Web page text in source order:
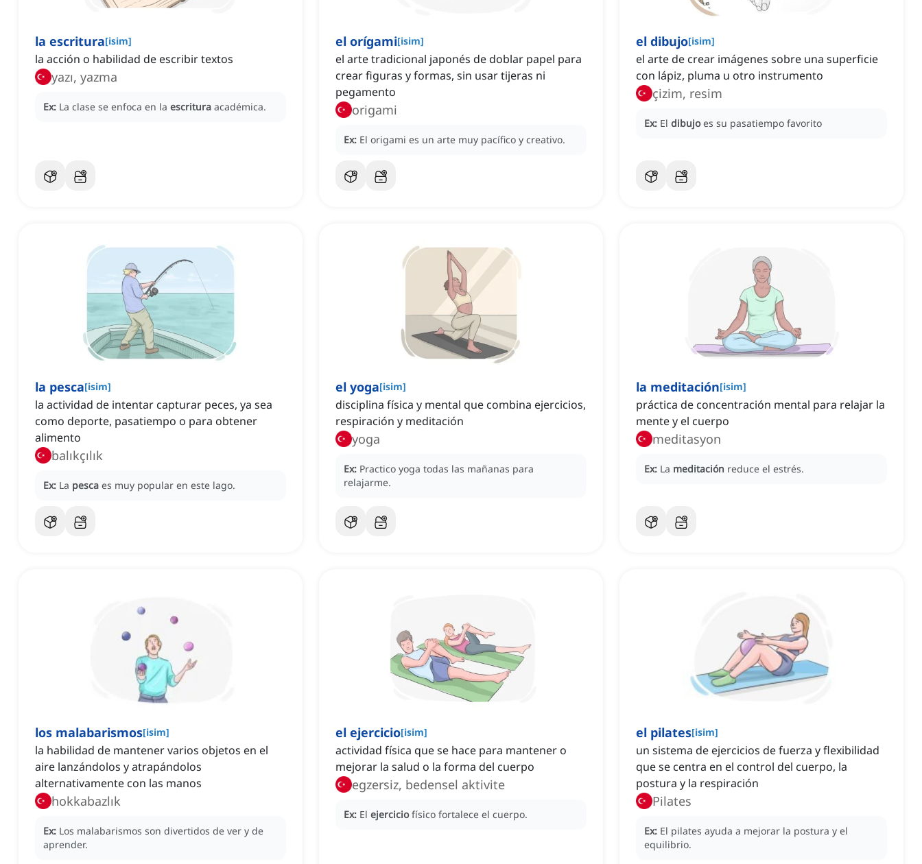
la escritura[isim]
la acción o habilidad de escribir textos
yazı, yazma
Ex: La clase se enfoca en la escritura académica.
el orígami[isim]
el arte tradicional japonés de doblar papel para
crear figuras y formas, sin usar tijeras ni
pegamento
origami
Ex: El origami es un arte muy pacífico y creativo.
el dibujo[isim]
el arte de crear imágenes sobre una superficie
con lápiz, pluma u otro instrumento
çizim, resim
Ex: El dibujo es su pasatiempo favorito
la pesca[isim]
la actividad de intentar capturar peces, ya sea
como deporte, pasatiempo o para obtener
alimento
balıkçılık
Ex: La pesca es muy popular en este lago.
el yoga[isim]
disciplina física y mental que combina ejercicios,
respiración y meditación
yoga
Ex: Practico yoga todas las mañanas para
relajarme.
la meditación[isim]
práctica de concentración mental para relajar la
mente y el cuerpo
meditasyon
Ex: La meditación reduce el estrés.
los malabarismos[isim]
la habilidad de mantener varios objetos en el
aire lanzándolos y atrapándolos
alternativamente con las manos
hokkabazlık
Ex: Los malabarismos son divertidos de ver y de
aprender.
el ejercicio[isim]
actividad física que se hace para mantener o
mejorar la salud o la forma del cuerpo
egzersiz, bedensel aktivite
Ex: El ejercicio físico fortalece el cuerpo.
el pilates[isim]
un sistema de ejercicios de fuerza y flexibilidad
que se centra en el control del cuerpo, la
postura y la respiración
Pilates
Ex: El pilates ayuda a mejorar la postura y el
equilibrio.